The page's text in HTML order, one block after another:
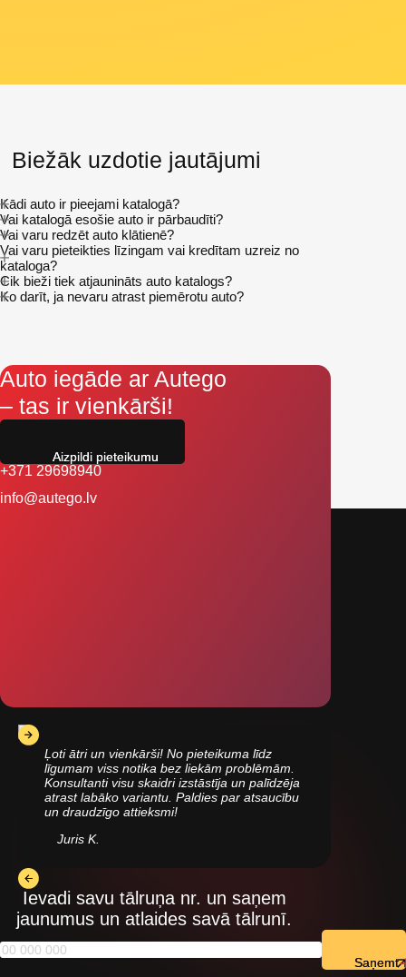
Biežāk uzdotie jautājumi
Kādi auto ir pieejami katalogā?
Vai katalogā esošie auto ir pārbaudīti?
Vai varu redzēt auto klātienē?
Vai varu pieteikties līzingam vai kredītam uzreiz no
kataloga?
Cik bieži tiek atjaunināts auto katalogs?
Ko darīt, ja nevaru atrast piemērotu auto?
Auto iegāde ar Autego
– tas ir vienkārši!
+371 29698940
info@autego.lv
Ļoti ātri un vienkārši! No pieteikuma līdz
līgumam viss notika bez liekām problēmām.
Konsultanti visu skaidri izstāstīja un palīdzēja
atrast labāko variantu. Paldies par atsaucību
un draudzīgo attieksmi!
Juris K.
Ievadi savu tālruņa nr. un saņem
jaunumus un atlaides savā tālrunī.